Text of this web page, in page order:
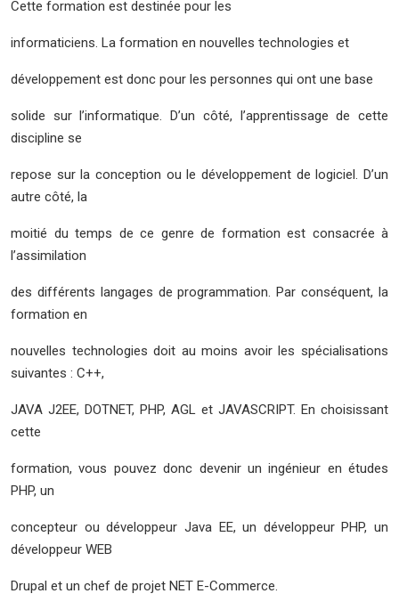
Cette formation est destinée pour les
informaticiens. La formation en nouvelles technologies et
développement est donc pour les personnes qui ont une base
solide sur l’informatique. D’un côté, l’apprentissage de cette
discipline se
repose sur la conception ou le développement de logiciel. D’un
autre côté, la
moitié du temps de ce genre de formation est consacrée à
l’assimilation
des différents langages de programmation. Par conséquent, la
formation en
nouvelles technologies doit au moins avoir les spécialisations
suivantes : C++,
JAVA J2EE, DOTNET, PHP, AGL et JAVASCRIPT. En choisissant
cette
formation, vous pouvez donc devenir un ingénieur en études
PHP, un
concepteur ou développeur Java EE, un développeur PHP, un
développeur WEB
Drupal et un chef de projet NET E-Commerce.